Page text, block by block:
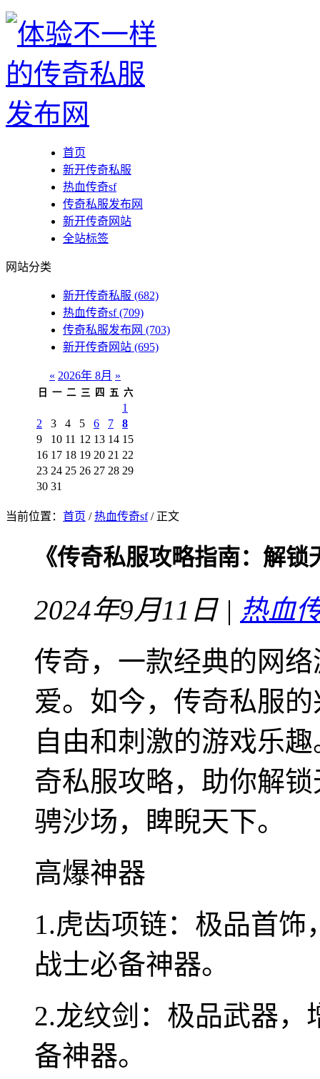
首页
新开传奇私服
热血传奇sf
传奇私服发布网
新开传奇网站
全站标签
网站分类
新开传奇私服 (682)
热血传奇sf(709)
传奇私服发布网 (703)
新开传奇网站 (695)
« 2026年 8月 »
日 一 二 三 四 五 六
1
2
3 4 5 6 7
8
9
10 11 12 13 14 15
16 17 18 19 20 21 22
23 24 25 26 27 28 29
30 31
当前位置： 首页 /热血传奇sf/ 正文
《传奇私服攻略指南：解
2024年9月11日 | 热血
传奇，一款经典的网
爱。如今，传奇私服
自由和刺激的游戏乐
奇私服攻略，助你解
骋沙场，睥睨天下。
高爆神器
1.虎齿项链：极品首
战士必备神器。
2.龙纹剑：极品武器
备神器。